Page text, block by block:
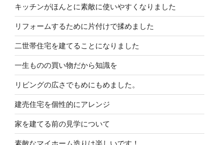
キッチンがほんとに素敵に使いやすくなりました
リフォームするために片付けで揉めました
二世帯住宅を建てることになりました
一生ものの買い物だから知識を
リビングの広さでもめにもめました。
建売住宅を個性的にアレンジ
家を建てる前の見学について
素敵なマイホーム造りは楽しいです！